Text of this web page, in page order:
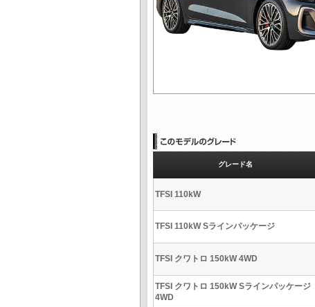
グレード名
TFSI 110kW
TFSI 110kW Sラインパッケージ
TFSI クワトロ 150kW 4WD
TFSI クワトロ 150kW Sラインパッケージ
4WD